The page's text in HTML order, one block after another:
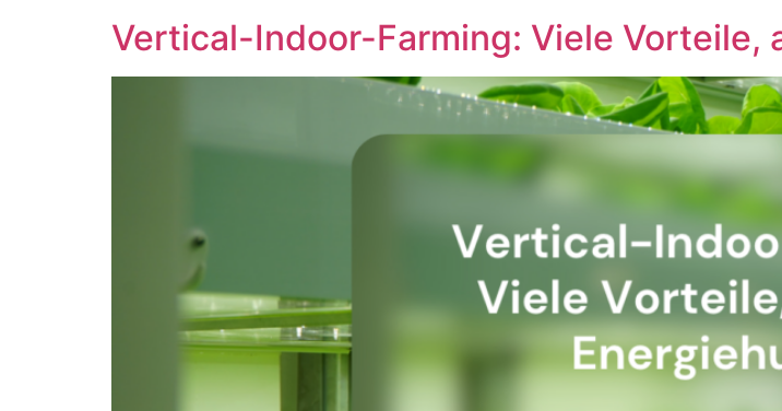
Vertical-Indoor-Farming: Viele Vorteile,